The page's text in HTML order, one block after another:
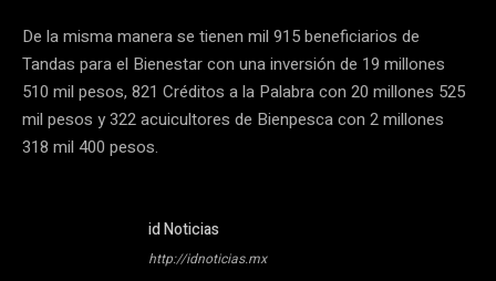
De la misma manera se tienen mil 915 beneficiarios de
Tandas para el Bienestar con una inversión de 19 millones
510 mil pesos, 821 Créditos a la Palabra con 20 millones 525
mil pesos y 322 acuicultores de Bienpesca con 2 millones
318 mil 400 pesos.
id Noticias
http://idnoticias.mx